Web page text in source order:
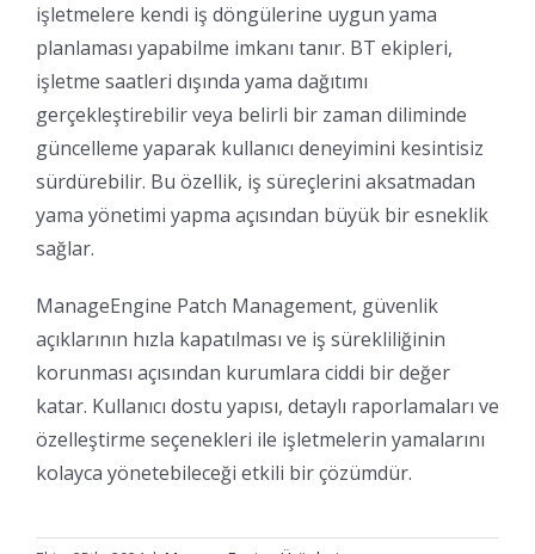
işletmelere kendi iş döngülerine uygun yama
planlaması yapabilme imkanı tanır. BT ekipleri,
işletme saatleri dışında yama dağıtımı
gerçekleştirebilir veya belirli bir zaman diliminde
güncelleme yaparak kullanıcı deneyimini kesintisiz
sürdürebilir. Bu özellik, iş süreçlerini aksatmadan
yama yönetimi yapma açısından büyük bir esneklik
sağlar.
ManageEngine Patch Management, güvenlik
açıklarının hızla kapatılması ve iş sürekliliğinin
korunması açısından kurumlara ciddi bir değer
katar. Kullanıcı dostu yapısı, detaylı raporlamaları ve
özelleştirme seçenekleri ile işletmelerin yamalarını
kolayca yönetebileceği etkili bir çözümdür.